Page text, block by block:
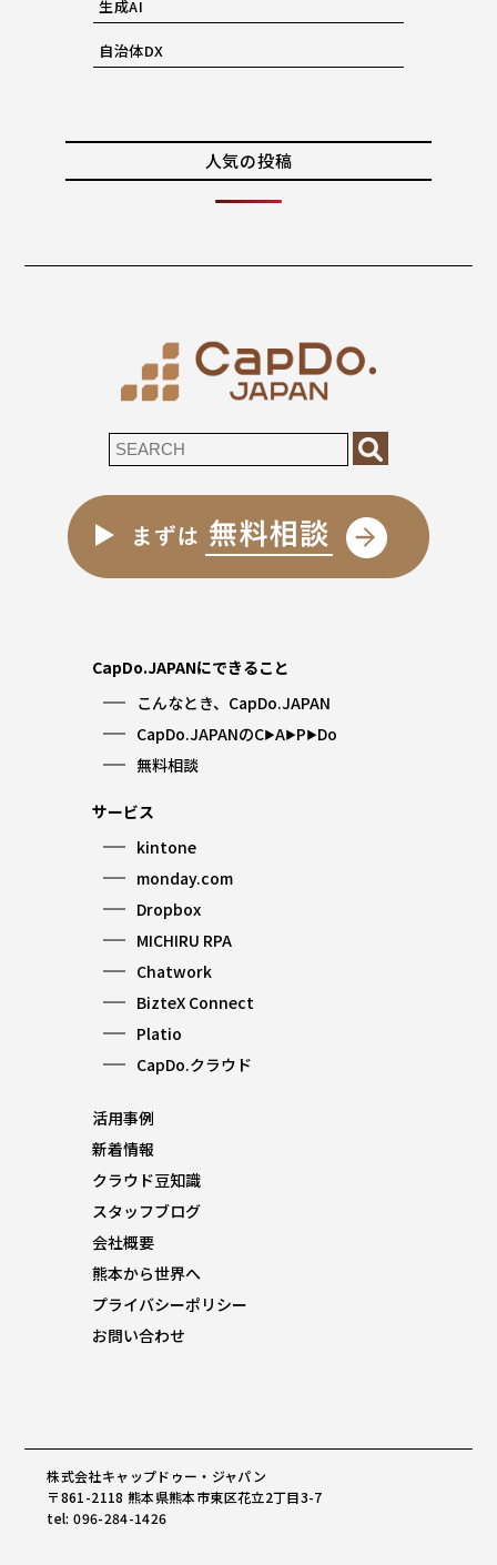
生成AI
自治体DX
人気の投稿
CapDo.JAPANにできること
こんなとき、CapDo.JAPAN
CapDo.JAPANのC▶︎A▶︎P▶︎Do
無料相談
サービス
kintone
monday.com
Dropbox
MICHIRU RPA
Chatwork
BizteX Connect
Platio
CapDo.クラウド
活用事例
新着情報
クラウド豆知識
スタッフブログ
会社概要
熊本から世界へ
プライバシーポリシー
お問い合わせ
株式会社キャップドゥー・ジャパン
〒861-2118 熊本県熊本市東区花立2丁目3-7
tel: 096-284-1426